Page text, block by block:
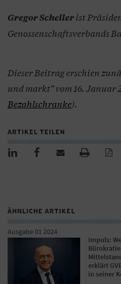
Gregor Schellerist
Genossenschaftsverbands
Dieser Beitrag erschien
und markt“ vom 16. Januar
Bezahlschranke).
ARTIKEL TEILEN
ÄHNLICHE ARTIKEL
Ausgabe 01 2024
Impuls:
erklärt
in seiner